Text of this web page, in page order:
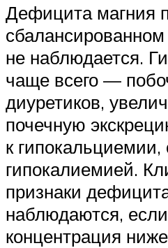
Дефицита магния
не наблюдается.
чаще всего —
диуретиков,
почечную
к гипокальциемии,
гипокалиемией.
признаки
наблюдаются,
концентрация